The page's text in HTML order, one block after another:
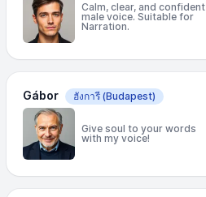
Calm, clear, and confident
male voice. Suitable for
Narration.
Gábor ฮังการี (Budapest)
Give soul to your words
with my voice!